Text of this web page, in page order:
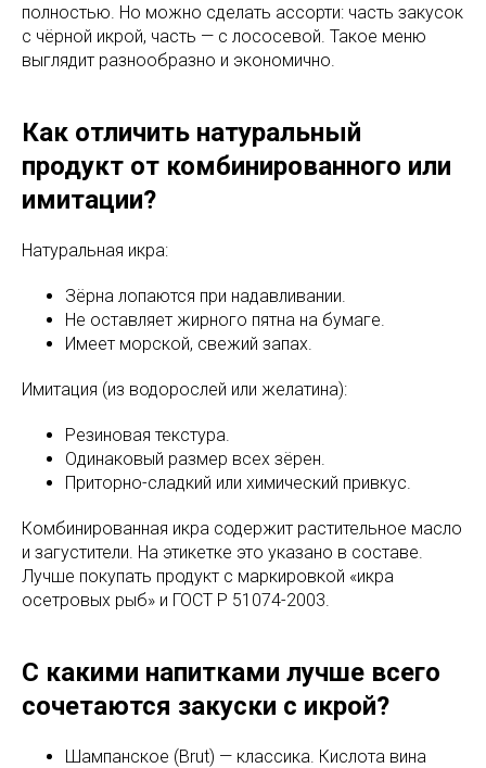
полностью. Но можно сделать ассорти: часть закусок
с чёрной икрой, часть — с лососевой. Такое меню
выглядит разнообразно и экономично.
Как отличить натуральный
продукт от комбинированного или
имитации?
Натуральная икра:
Зёрна лопаются при надавливании.
Не оставляет жирного пятна на бумаге.
Имеет морской, свежий запах.
Имитация (из водорослей или желатина):
Резиновая текстура.
Одинаковый размер всех зёрен.
Приторно-сладкий или химический привкус.
Комбинированная икра содержит растительное масло
и загустители. На этикетке это указано в составе.
Лучше покупать продукт с маркировкой «икра
осетровых рыб» и ГОСТ Р 51074-2003.
С какими напитками лучше всего
сочетаются закуски с икрой?
Шампанское (Brut) — классика. Кислота вина